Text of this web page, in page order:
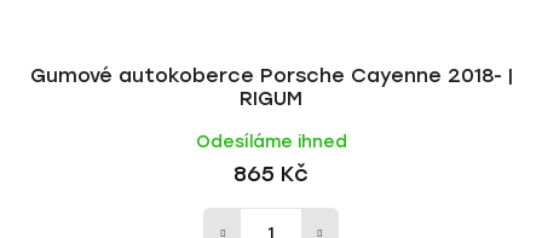
Gumové autokoberce Porsche Cayenne 2018- |
RIGUM
Odesíláme ihned
865 Kč